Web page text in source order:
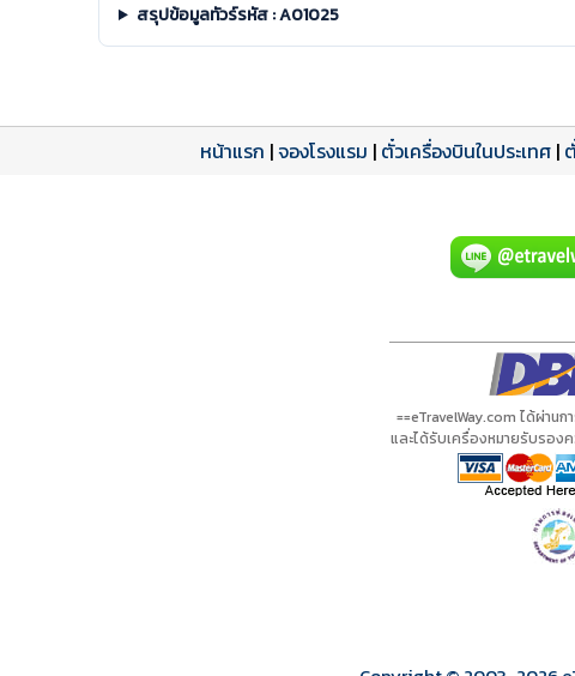
สรุปข้อมูลทัวร์รหัส : A01025
หน้าแรก |จองโรงแรม | ตั๋วเครื่องบินในประเทศ |
==eTravelWay.com ได้ผ่าน
และได้รับเครื่องหมายรับรอง